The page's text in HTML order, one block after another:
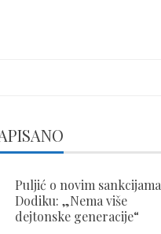
Puljić o novim sankcijama
Dodiku: „Nema više
dejtonske generacije“